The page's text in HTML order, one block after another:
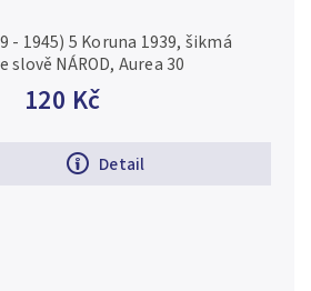
120 Kč
Detail
- 1945) 5 Koruna 1939, šikmá
slově NÁROD, Aurea 30